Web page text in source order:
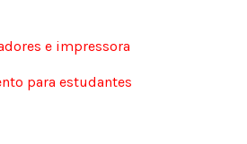
e impressora
para estudantes